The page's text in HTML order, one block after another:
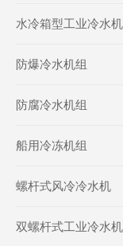
水冷箱型工业冷水
防爆冷水机组
防腐冷水机组
船用冷冻机组
螺杆式风冷冷水机
双螺杆式工业冷水机